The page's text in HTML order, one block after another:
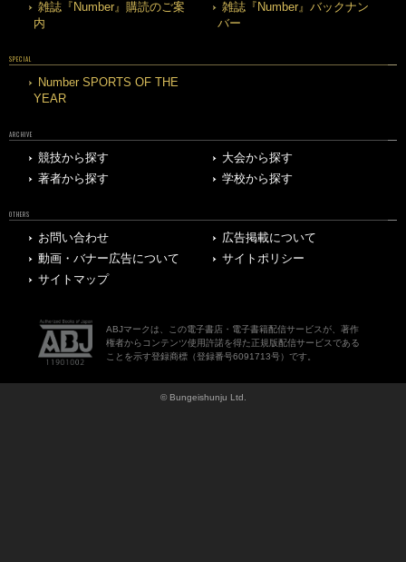
雑誌『Number』購読のご案
内
雑誌『Number』バックナン
バー
SPECIAL
Number SPORTS OF THE
YEAR
ARCHIVE
競技から探す
大会から探す
著者から探す
学校から探す
OTHERS
お問い合わせ
広告掲載について
動画・バナー広告について
サイトポリシー
サイトマップ
ABJマークは、この電子書店・電子書籍配信サービスが、著作
権者からコンテンツ使用許諾を得た正規版配信サービスである
ことを示す登録商標（登録番号6091713号）です。
© Bungeishunju Ltd.